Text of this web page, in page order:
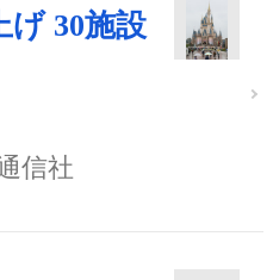
げ 30施設
信社